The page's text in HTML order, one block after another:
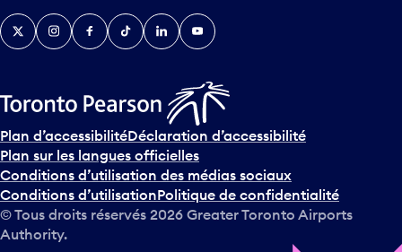
TwitterInstagramFacebook
TikTokLinkedInYouTube
Plan d’accessibilitéDéclaration d’accessibilité
Plan sur les langues officielles
Conditions d’utilisation des médias sociaux
Conditions d’utilisationPolitique de confidentialité
© Tous droits réservés 2026 Greater Toronto Airports
Authority.